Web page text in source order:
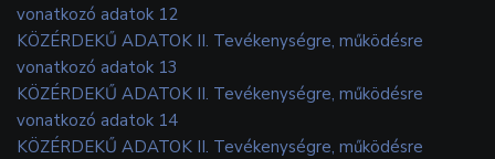
vonatkozó adatok 12
KÖZÉRDEKŰ ADATOK II. Tevékenységre, működésre
vonatkozó adatok 13
KÖZÉRDEKŰ ADATOK II. Tevékenységre, működésre
vonatkozó adatok 14
KÖZÉRDEKŰ ADATOK II. Tevékenységre, működésre